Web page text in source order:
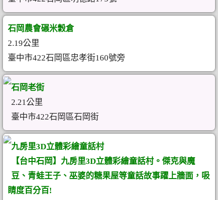
石岡農會碾米穀倉
2.19公里
臺中市422石岡區忠孝街160號旁
石岡老街
2.21公里
臺中市422石岡區石岡街
九房里3D立體彩繪童話村
【台中石岡】九房里3D立體彩繪童話村。傑克與魔
豆、青蛙王子、巫婆的糖果屋等童話故事躍上牆面，吸
睛度百分百!